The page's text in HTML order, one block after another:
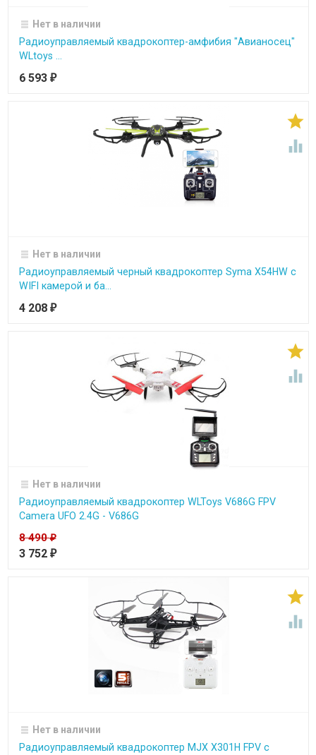
Нет в наличии
Радиоуправляемый квадрокоптер-амфибия "Авианосец"
WLtoys ...
6 593 ₽


Нет в наличии
Радиоуправляемый черный квадрокоптер Syma X54HW с
WIFI камерой и ба...
4 208 ₽


Нет в наличии
Радиоуправляемый квадрокоптер WLToys V686G FPV
Camera UFO 2.4G - V686G
8 490₽
3 752 ₽


Нет в наличии
Радиоуправляемый квадрокоптер MJX X301H FPV с